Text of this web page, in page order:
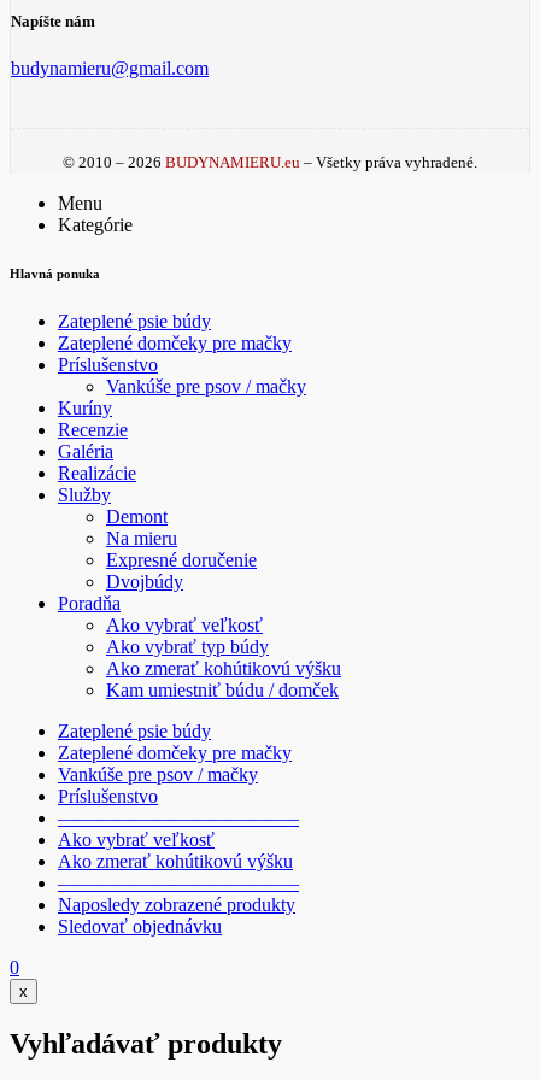
Napíšte nám
budynamieru@gmail.com
© 2010 – 2026 BUDYNAMIERU.eu – Všetky práva vyhradené.
Menu
Kategórie
Hlavná ponuka
Zateplené psie búdy
Zateplené domčeky pre mačky
Príslušenstvo
Vankúše pre psov / mačky
Kuríny
Recenzie
Galéria
Realizácie
Služby
Demont
Na mieru
Expresné doručenie
Dvojbúdy
Poradňa
Ako vybrať veľkosť
Ako vybrať typ búdy
Ako zmerať kohútikovú výšku
Kam umiestniť búdu / domček
Zateplené psie búdy
Zateplené domčeky pre mačky
Vankúše pre psov / mačky
Príslušenstvo
————————————–
Ako vybrať veľkosť
Ako zmerať kohútikovú výšku
————————————–
Naposledy zobrazené produkty
Sledovať objednávku
0
x
Vyhľadávať produkty